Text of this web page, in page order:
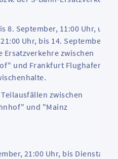
8. September, 11:00 Uhr, und
Uhr, bis 14. September,
Ersatzverkehre zwischen
und Frankfurt Flughafen,
zwischen
und "Mainz
21:00 Uhr, bis Dienstag,